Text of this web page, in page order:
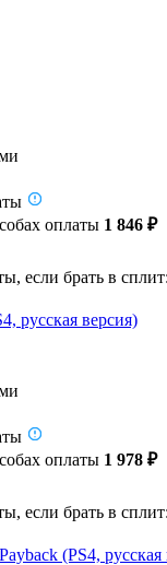
оплаты 1 846 ₽
если брать в сплит:
русская версия)
оплаты 1 978 ₽
если брать в сплит:
(PS4, русская